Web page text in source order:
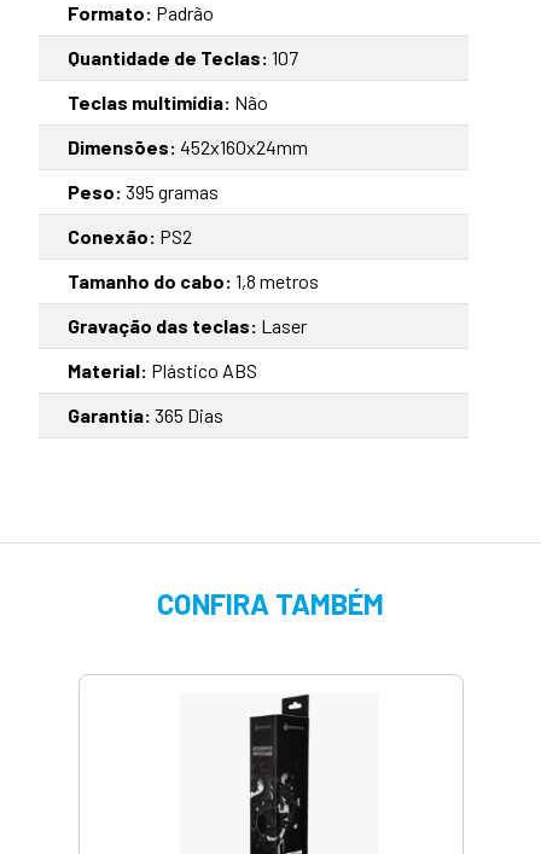
Formato: Padrão
Quantidade de Teclas: 107
Teclas multimídia: Não
Dimensões: 452x160x24mm
Peso: 395 gramas
Conexão: PS2
Tamanho do cabo: 1,8 metros
Gravação das teclas: Laser
Material: Plástico ABS
Garantia: 365 Dias
CONFIRA TAMBÉM